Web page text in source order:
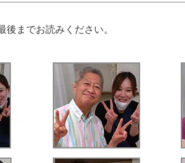
後までお読みください。